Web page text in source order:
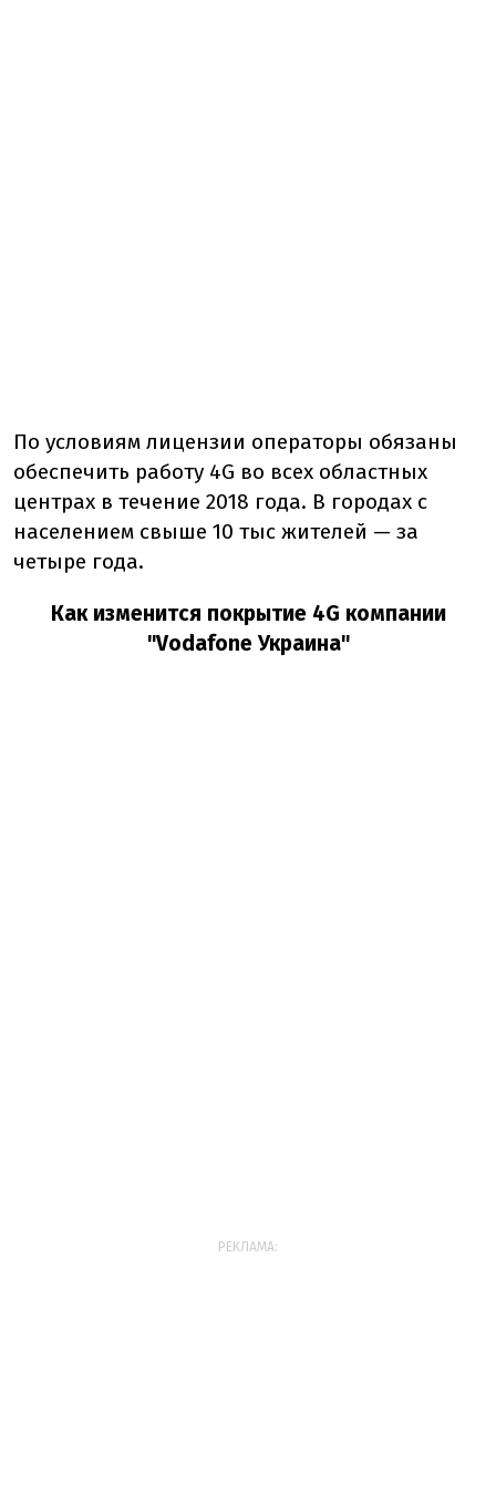
По условиям лицензии операторы обязаны
обеспечить работу 4G во всех областных
центрах в течение 2018 года. В городах с
населением свыше 10 тыс жителей — за
четыре года.
Как изменится покрытие 4G компании
"Vodafone Украина"
РЕКЛАМА: